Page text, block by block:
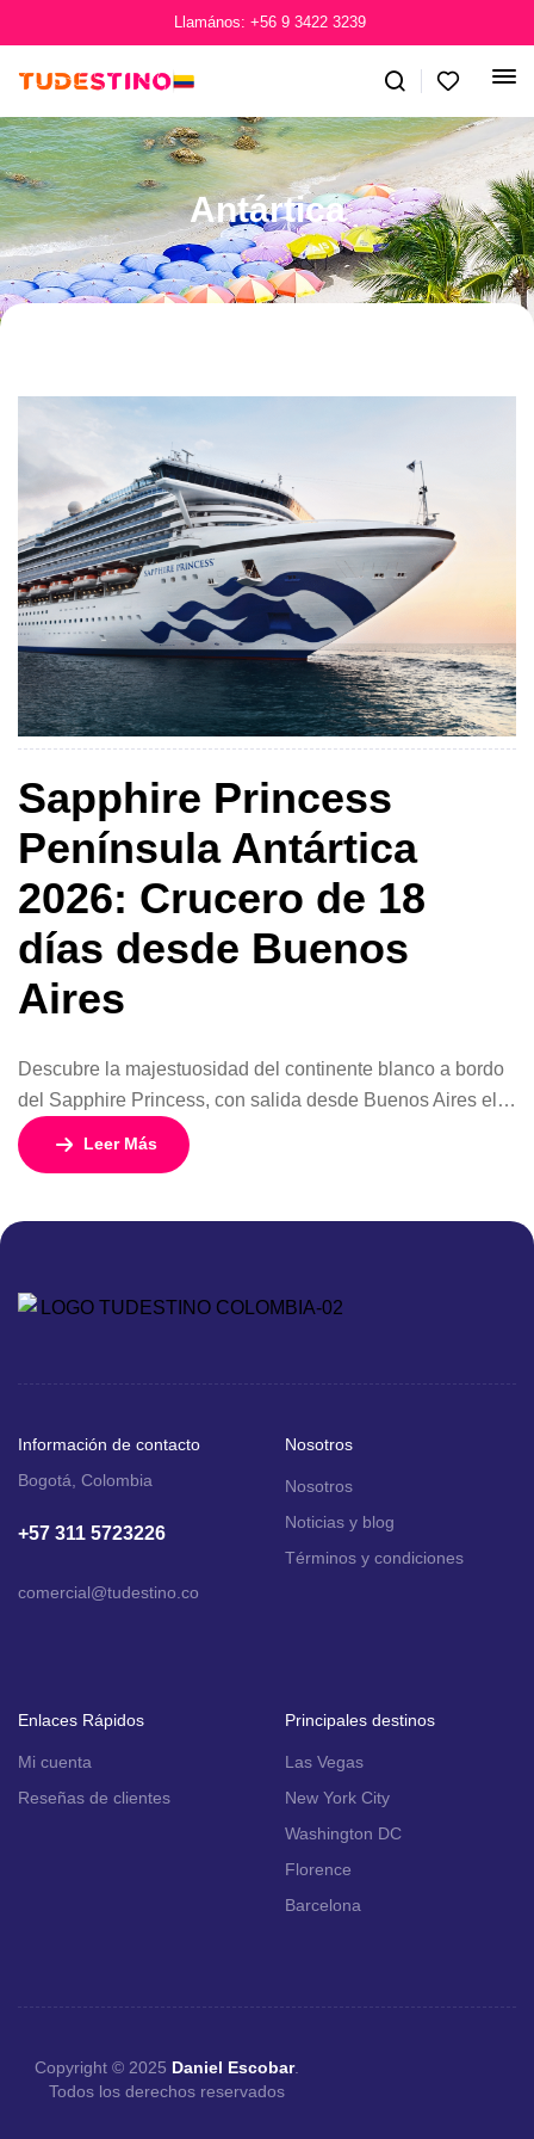
Llamános: +56 9 3422 3239
Antártica
Sapphire Princess
Península Antártica
2026: Crucero de 18
días desde Buenos
Aires
Descubre la majestuosidad del continente blanco a bordo
del Sapphire Princess, con salida desde Buenos Aires el 8
de enero de 2026. Este crucero de 18 días y 17 noches
está diseñado para quienes buscan una aventura
renunciar al confort y la elegancia de Princess Cruises.
Leer Más
Información de contacto
Bogotá, Colombia
+57 311 5723226
comercial@tudestino.co
Nosotros
Nosotros
Noticias y blog
Términos y condiciones
Enlaces Rápidos
Mi cuenta
Reseñas de clientes
Principales destinos
Las Vegas
New York City
Washington DC
Florence
Barcelona
Copyright © 2025 Daniel Escobar.
Todos los derechos reservados